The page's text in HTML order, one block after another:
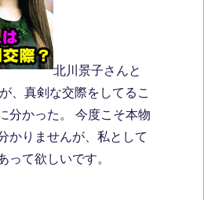
北川景子さんと
、真剣な交際をしてるこ
分かった。 今度こそ本物
かりませんが、私として
って欲しいです。